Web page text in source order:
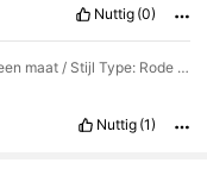
Nuttig (0)
Kleur: Bordeaux / Maat: een maat / Stijl Type: Rode bamboe gewricht
Nuttig (1)